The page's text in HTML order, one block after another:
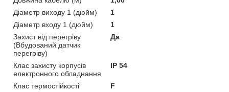
Діаметр виходу 1 (дюйм)
1
Діаметр входу 1 (дюйм)
1
Захист від перегріву
(Вбудований датчик
перегріву)
Да
Клас захисту корпусів
електронного обладнання
IP 54
Клас термостійкості
F